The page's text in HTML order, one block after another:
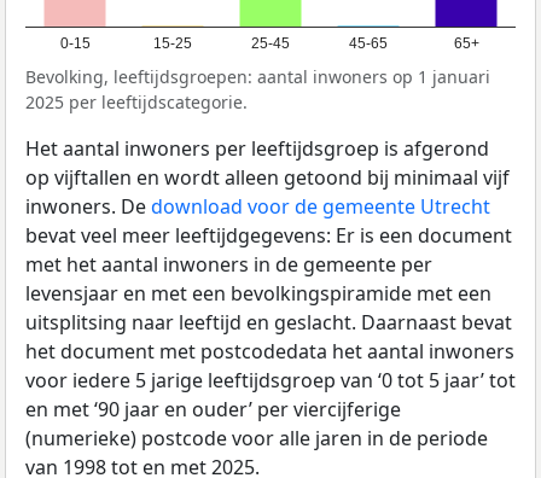
0-15 15-25 25-45 45-65 65+
Bevolking, leeftijdsgroepen: aantal inwoners op 1 januari
2025 per leeftijdscategorie.
Het aantal inwoners per leeftijdsgroep is afgerond
op vijftallen en wordt alleen getoond bij minimaal vijf
inwoners. Dedownload voor de gemeente Utrecht
bevat veel meer leeftijdgegevens: Er is een document
met het aantal inwoners in de gemeente per
levensjaar en met een bevolkingspiramide met een
uitsplitsing naar leeftijd en geslacht. Daarnaast bevat
het document met postcodedata het aantal inwoners
voor iedere 5 jarige leeftijdsgroep van ‘0 tot 5 jaar’ tot
en met ‘90 jaar en ouder’ per viercijferige
(numerieke) postcode voor alle jaren in de periode
van 1998 tot en met 2025.